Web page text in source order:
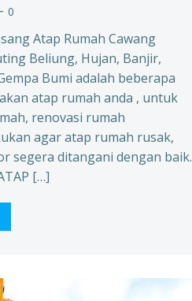
- 0
Atap Rumah Cawang
Beliung, Hujan, Banjir,
Bumi adalah beberapa
atap rumah anda , untuk
renovasi rumah
agar atap rumah rusak,
segera ditangani dengan baik.
[…]